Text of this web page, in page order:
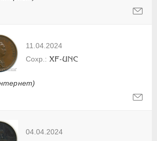
11.04.2024
XF-UNC
04.04.2024